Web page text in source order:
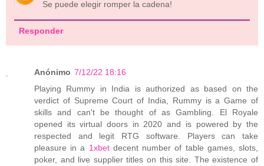
Se puede elegir romper la cadena!
Responder
Anónimo 7/12/22 18:16
Playing Rummy in India is authorized as based on the
verdict of Supreme Court of India, Rummy is a Game of
skills and can't be thought of as Gambling. El Royale
opened its virtual doors in 2020 and is powered by the
respected and legit RTG software. Players can take
pleasure in a 1xbetdecent number of table games, slots,
poker, and live supplier titles on this site. The existence of